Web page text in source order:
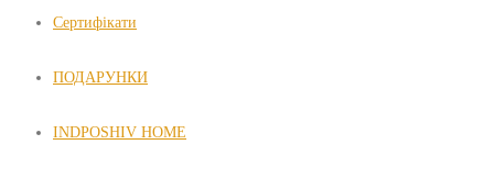
Сертифікати
ПОДАРУНКИ
INDPOSHIV HOME